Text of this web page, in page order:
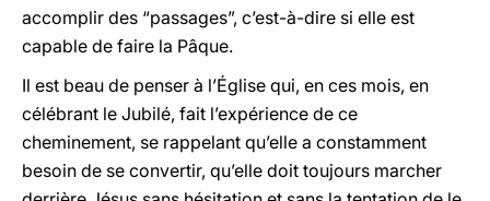
accomplir des “passages”, c’est-à-dire si elle est
capable de faire la Pâque.
Il est beau de penser à l’Église qui, en ces mois, en
célébrant le Jubilé, fait l’expérience de ce
cheminement, se rappelant qu’elle a constamment
besoin de se convertir, qu’elle doit toujours marcher